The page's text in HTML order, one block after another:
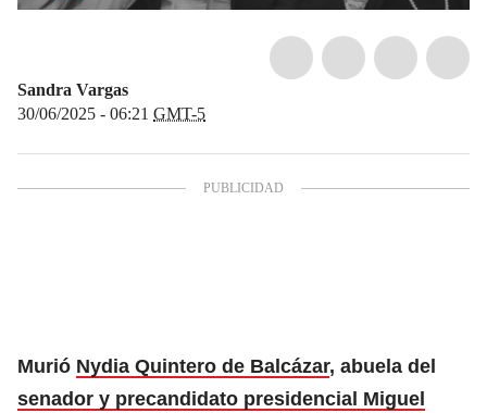
Sandra Vargas
30/06/2025 - 06:21 GMT-5
Murió Nydia Quintero de Balcázar, abuela del
senador y precandidato presidencial Miguel